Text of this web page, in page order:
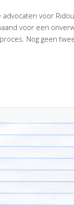
voor
voor een
Nog geen